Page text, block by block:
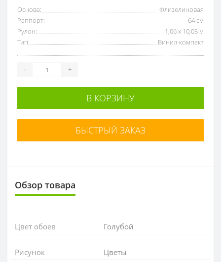
Основа:
Флизелиновая
Раппорт:
64 см
Рулон:
1,06 x 10,05 м
Тип:
Винил-компакт
- +
В КОРЗИНУ
БЫСТРЫЙ ЗАКАЗ
Обзор товара
Цвет обоев Голубой
Рисунок Цветы